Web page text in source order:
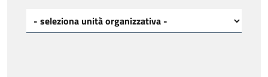
Scegli l'ufficio a cui vuoi richiedere l'appuntamento*